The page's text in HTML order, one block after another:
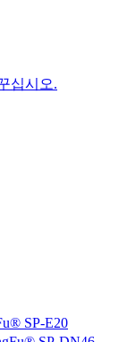
십시오.
SP-E20